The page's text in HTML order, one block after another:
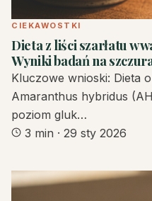
CIEKAWOSTKI
Dieta z liści szarłatu w
Wyniki badań na
Kluczowe wnioski: Dieta
Amaranthus hybridus
poziom gluk…
3 min · 29 sty 2026